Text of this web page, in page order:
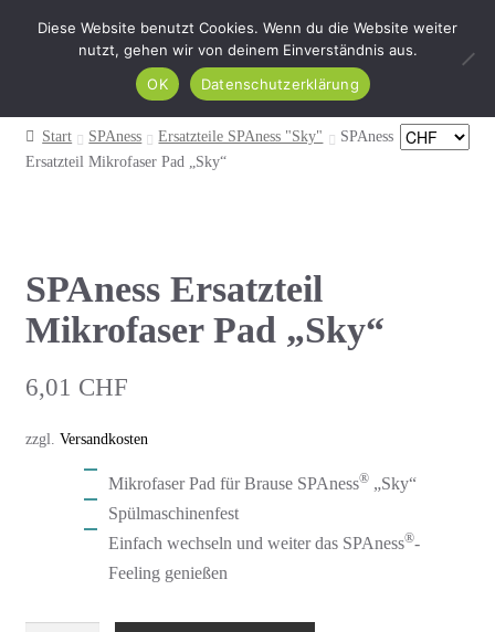
Menü
Produkte
Mein Konto
Start SPAness Ersatzteile SPAness "Sky"
SPAness
Ersatzteil Mikrofaser Pad „Sky“
SPAness Ersatzteil
Mikrofaser Pad „Sky“
6,01 CHF
zzgl. Versandkosten
Mikrofaser Pad für Brause SPAness®„Sky“
Spülmaschinenfest
Einfach wechseln und weiter das SPAness®-
Feeling genießen
Diese Website benutzt Cookies. Wenn du die Website weiter
nutzt, gehen wir von deinem Einverständnis aus.
OK
Datenschutzerklärung